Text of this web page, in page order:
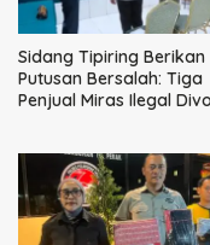
Sidang Tipiring Berikan
Putusan Bersalah: Tiga
Penjual Miras Ilegal